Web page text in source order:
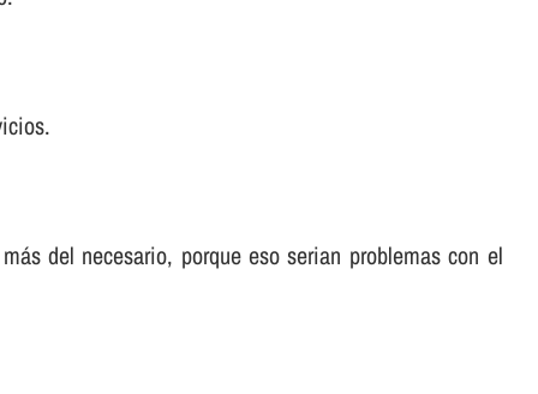
del necesario, porque eso serian problemas con el